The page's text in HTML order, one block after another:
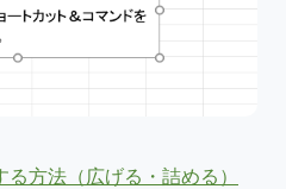
る方法（広げる・詰める）